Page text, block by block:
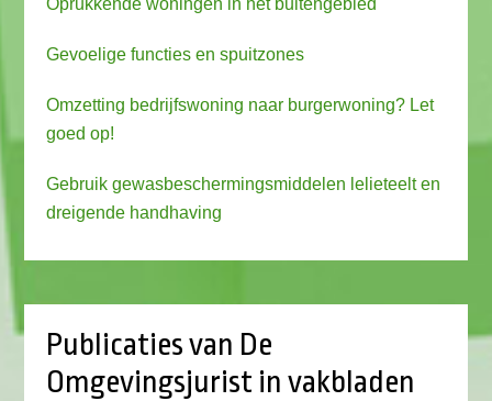
Gevoelige functies en spuitzones
Omzetting bedrijfswoning naar burgerwoning? Let
goed op!
Gebruik gewasbeschermingsmiddelen lelieteelt en
dreigende handhaving
Publicaties van De
Omgevingsjurist in vakbladen